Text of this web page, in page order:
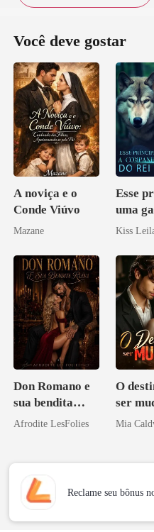
Você deve gostar
A noviça e o
Conde Viúvo
Mazane
Esse
uma
Kiss
Don Romano e
sua bendita
ruína
Afrodite LesFolies
O
ser
Mia
Reclame seu bônus